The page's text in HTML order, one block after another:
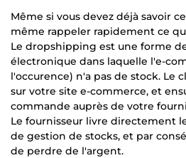
Même si vous devez déjà savoir
même rappeler rapidement ce
Le dropshipping est une forme
électronique dans laquelle l'e-
l'occurence) n'a pas de stock. Le
sur votre site e-commerce, et
commande auprès de votre
Le fournisseur livre directement
de gestion de stocks, et par
de perdre de l'argent.